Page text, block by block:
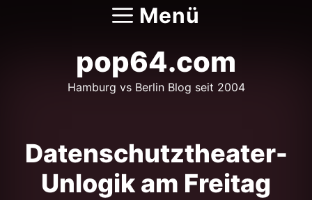
Menü
pop64.com
Hamburg vs Berlin Blog seit 2004
Datenschutztheater-
Unlogik am Freitag